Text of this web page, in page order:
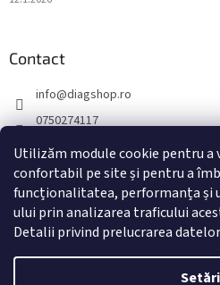
Utilizăm module cookie pentru a
confortabil pe site și pentru a
funcționalitatea, performanța și
ului prin analizarea traficului
Detalii privind prelucrarea
Setări
Contact
info@diagshop.ro
0750274117
diagshopro
diagshopro
@diagshopro